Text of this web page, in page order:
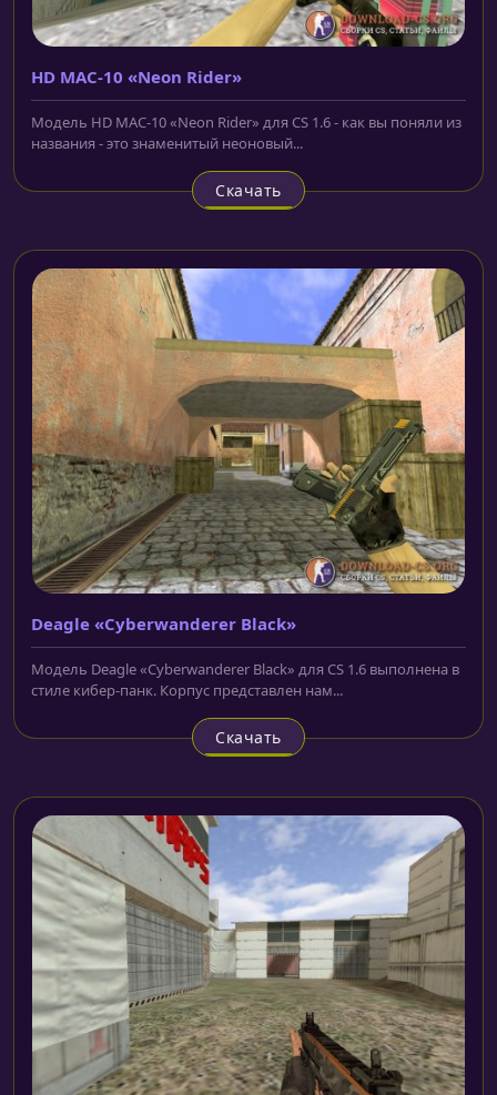
HD MAC-10 «Neon Rider»
Модель HD MAC-10 «Neon Rider» для CS 1.6 - как вы поняли из
названия - это знаменитый неоновый...
Скачать
Deagle «Cyberwanderer Black»
Модель Deagle «Cyberwanderer Black» для CS 1.6 выполнена в
стиле кибер-панк. Корпус представлен нам...
Скачать